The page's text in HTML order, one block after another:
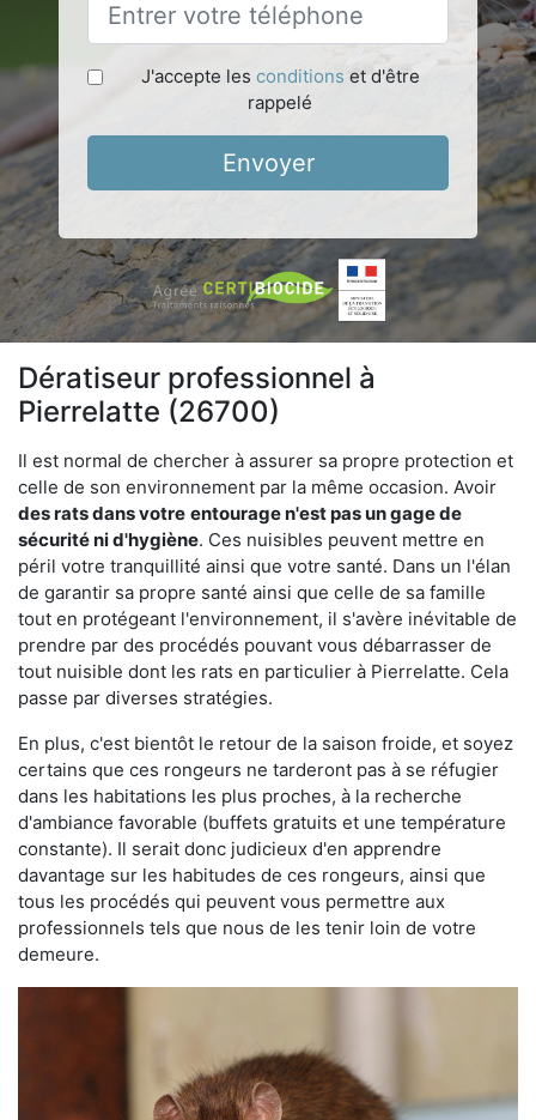
J'accepte les conditions et d'être
rappelé
Envoyer
Dératiseur professionnel à
Pierrelatte (26700)
Il est normal de chercher à assurer sa propre protection et
celle de son environnement par la même occasion. Avoir
des rats dans votre entourage n'est pas un gage de
sécurité ni d'hygiène. Ces nuisibles peuvent mettre en
péril votre tranquillité ainsi que votre santé. Dans un l'élan
de garantir sa propre santé ainsi que celle de sa famille
tout en protégeant l'environnement, il s'avère inévitable de
prendre par des procédés pouvant vous débarrasser de
tout nuisible dont les rats en particulier à Pierrelatte. Cela
passe par diverses stratégies.
En plus, c'est bientôt le retour de la saison froide, et soyez
certains que ces rongeurs ne tarderont pas à se réfugier
dans les habitations les plus proches, à la recherche
d'ambiance favorable (buffets gratuits et une température
constante). Il serait donc judicieux d'en apprendre
davantage sur les habitudes de ces rongeurs, ainsi que
tous les procédés qui peuvent vous permettre aux
professionnels tels que nous de les tenir loin de votre
demeure.